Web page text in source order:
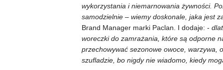
wykorzystania i niemarnowania żywności.
samodzielnie – wiemy doskonale, jaka jest
Brand Manager marki Paclan. I dodaje: -
woreczki do zamrażania, które są odporne
przechowywać sezonowe owoce, warzywa,
szufladzie, bo nigdy nie wiadomo, kiedy